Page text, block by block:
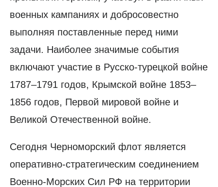
военных кампаниях и добросовестно
выполняя поставленные перед ними
задачи. Наиболее значимые события
включают участие в Русско-турецкой войне
1787–1791 годов, Крымской войне 1853–
1856 годов, Первой мировой войне и
Великой Отечественной войне.
Сегодня Черноморский флот является
оперативно-стратегическим соединением
Военно-Морских Сил РФ на территории